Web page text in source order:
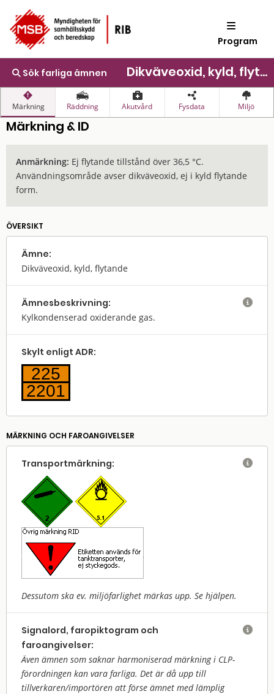
Program
Sök farliga ämnen Dikväveoxid, kyld, flytande
Märkning Räddning Akutvård Fysdata Miljö
Märkning & ID
Anmärkning: Ej flytande tillstånd över 36,5 °C.
Användningsområde avser dikväveoxid, ej i kyld flytande
form.
ÖVERSIKT
Ämne:
Dikväveoxid, kyld, flytande
Ämnes­beskrivning:
Kylkondenserad oxiderande gas.

Skylt enligt ADR:
225
2201
MÄRKNING OCH FAROANGIVELSER
Transport­märkning:
Dessutom ska ev. miljöfarlighet märkas upp. Se hjälpen.

Signalord, faropiktogram och
faroangivelser:
Även ämnen som saknar harmoniserad märkning i CLP-
förordningen kan vara farliga. Det är då upp till
tillverkaren/importören att förse ämnet med lämplig
